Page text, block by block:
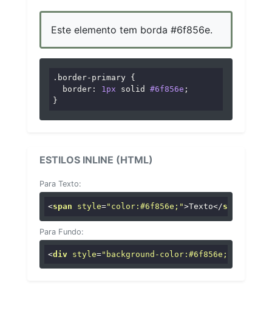
Este elemento tem borda #6f856e.
.border-primary {
border : 1px solid #6f856e ;
}
ESTILOS INLINE (HTML)
Para Texto:
<span style="color:#6f856e;">Texto</span
Para Fundo:
<div style="background-color:#6f856e;"